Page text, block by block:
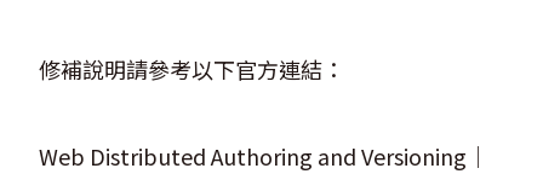
修補說明請參考以下官方連結：
Web Distributed Authoring and Versioning｜